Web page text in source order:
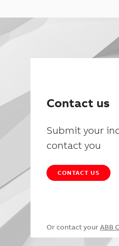
Contact us
Submit your
contact you
CONTACT US
Or contact your ABB